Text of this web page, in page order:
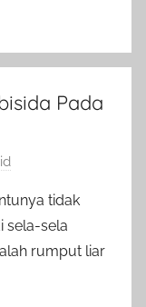
Pada
tidak
sela-sela
rumput liar